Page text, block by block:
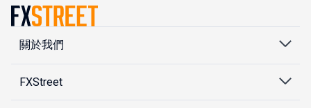
關於我們
FXStreet